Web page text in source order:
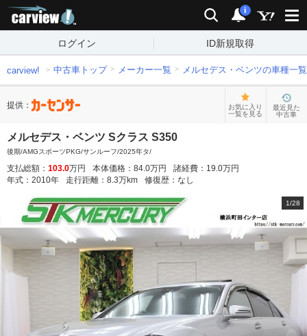
検索 通知
i
ログイン ID新規取得
carview! 中古車トップ メーカー一覧 メルセデス・ベンツの車種一覧
提供：
お気に入り
一覧を見る
最近見た
中古車
メルセデス・ベンツ Sクラス S350
後期/AMGスポーツPKG/サンルーフ/2025年タ/
支払総額： 103.0万円 本体価格： 84.0万円 諸経費： 19.0万円
年式： 2010年 走行距離： 8.3万km 修復歴： なし
1/28